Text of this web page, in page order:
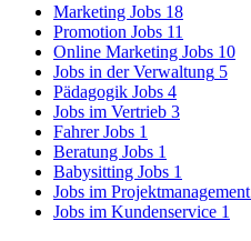
Marketing Jobs 18
Promotion Jobs 11
Online Marketing Jobs 10
Jobs in der Verwaltung 5
Pädagogik Jobs 4
Jobs im Vertrieb 3
Fahrer Jobs 1
Beratung Jobs 1
Babysitting Jobs 1
Jobs im Projektmanagement
Jobs im Kundenservice 1